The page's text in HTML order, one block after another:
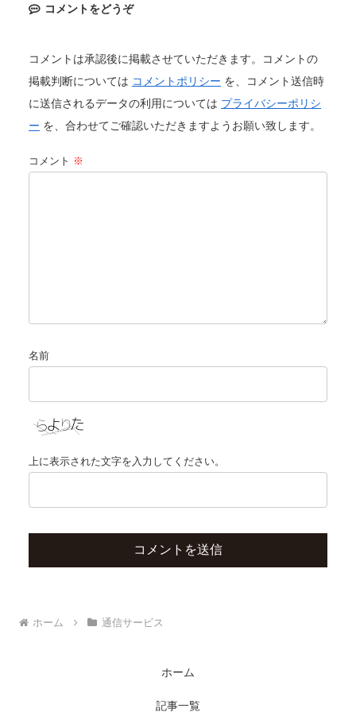
コメントをどうぞ
コメントは承認後に掲載させていただきます。コメントの
掲載判断については コメントポリシー を、コメント送信時
に送信されるデータの利用については プライバシーポリシ
ー を、合わせてご確認いただきますようお願い致します。
コメント ※
名前
上に表示された文字を入力してください。
ホーム 通信サービス
ホーム
記事一覧